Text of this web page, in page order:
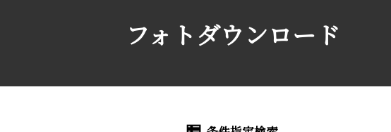
フォトダウンロード